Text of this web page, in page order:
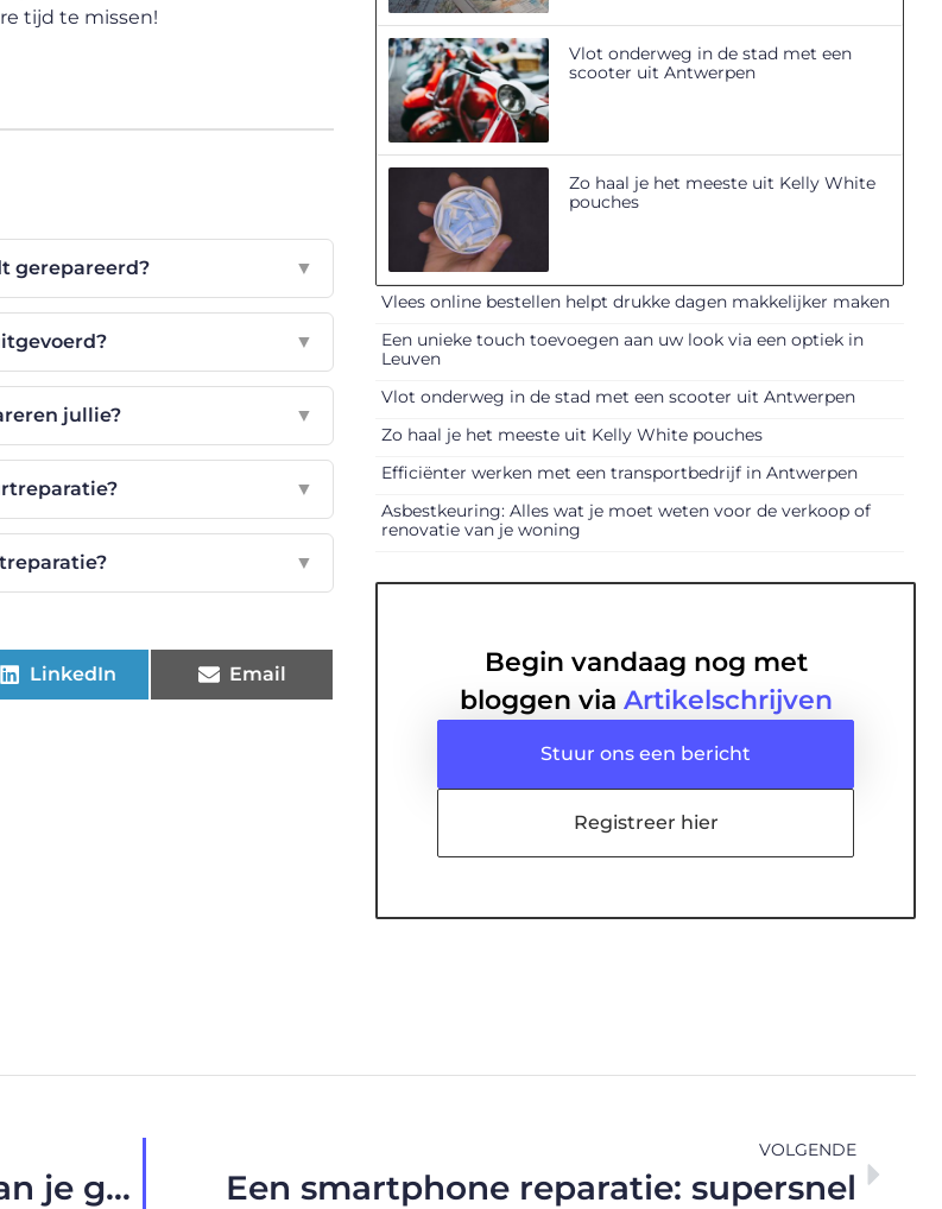
tijd te missen!
gerepareerd? ▼
▼
jullie? ▼
▼
▼
LinkedIn Email
Vlot onderweg in de stad met een
scooter uit Antwerpen
Zo haal je het meeste uit Kelly White
pouches
Vlees online bestellen helpt drukke dagen makkelijker maken
Een unieke touch toevoegen aan uw look via een optiek in
Leuven
Vlot onderweg in de stad met een scooter uit Antwerpen
Zo haal je het meeste uit Kelly White pouches
Efficiënter werken met een transportbedrijf in Antwerpen
Asbestkeuring: Alles wat je moet weten voor de verkoop of
renovatie van je woning
Begin vandaag nog met
bloggen via Artikelschrijven
Stuur ons een bericht
Registreer hier
Tekort aan vitamines is jammer van je gezondheid
VOLGENDE
Een smartphone reparatie: supersnel